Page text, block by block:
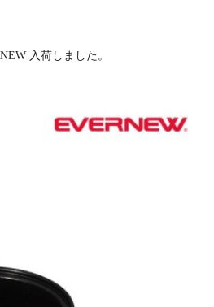
入荷しました。